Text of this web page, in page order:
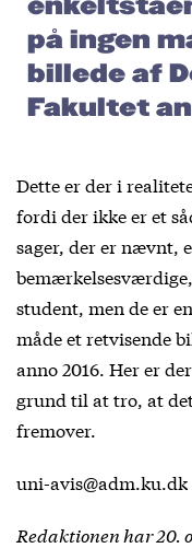
på ingen
billede af
Fakultet
Dette er der i
fordi der ikke er et
sager, der er nævnt,
student, men de er
måde et retvisende
anno 2016. Her er
grund til at tro, at
fremover.
uni-avis@adm.ku.dk
Redaktionen har 20.